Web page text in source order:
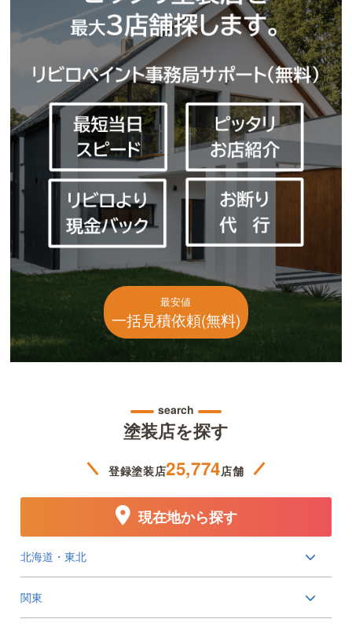
最安値
一括見積依頼(無料)
search
塗装店を探す
登録塗装店25,774店舗
北海道・東北
関東
現在地から探す